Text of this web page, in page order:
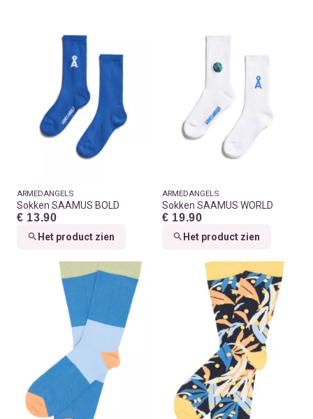
ARMEDANGELS
Sokken SAAMUS BOLD
€ 13.90
Het product zien
ARMEDANGELS
Sokken SAAMUS WORLD
€ 19.90
Het product zien